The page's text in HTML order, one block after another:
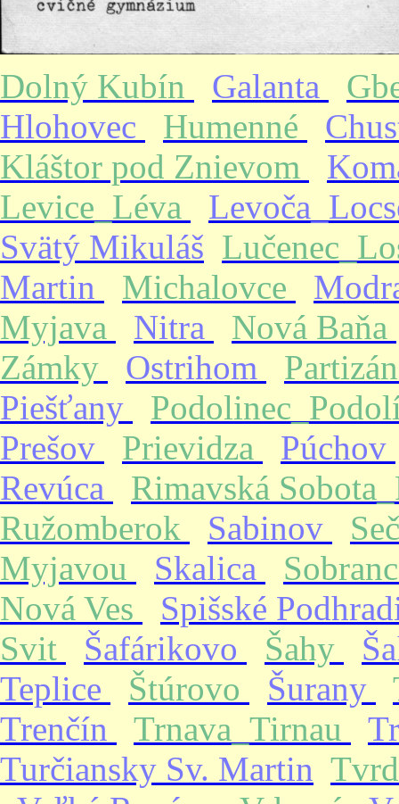
Dolný Kubín Galanta
Hlohovec
Humenné
Kláštor pod Znievom
Levice_Léva
Svätý Mikuláš
Martin
Michalovce
Myjava
Nitra
Nová Baňa
Zámky
Ostrihom
Piešťany
Prešov
Prievidza
Púchov
Revúca
Rimavská
Ružomberok
Sabinov
Myjavou
Skalica
Nová Ves
Spišské
Svit
Šafárikovo Šahy
Teplice
Štúrovo Šurany
Trenčín
Trnava_Tirnau
Turčiansky Sv. Martin